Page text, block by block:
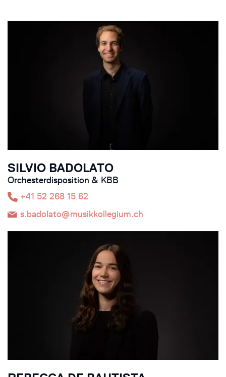
SILVIO BADOLATO
Orchesterdisposition & KBB
+41 52 268 15 62
s.badolato@musikkollegium.ch